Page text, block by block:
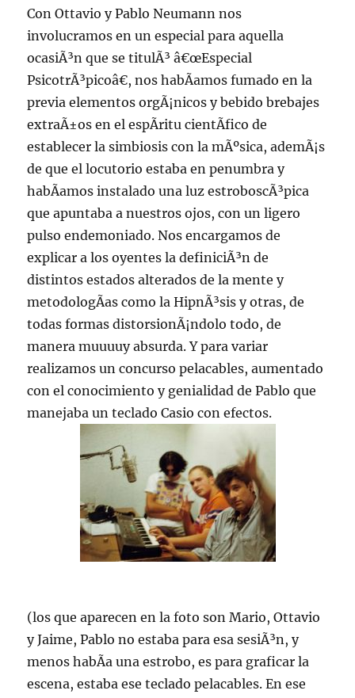
Con Ottavio y Pablo Neumann nos
involucramos en un especial para aquella
ocasiÃ³n que se titulÃ³ â€œEspecial
PsicotrÃ³picoâ€, nos habÃ­amos fumado en la
previa elementos orgÃ¡nicos y bebido brebajes
extraÃ±os en el espÃ­ritu cientÃ­fico de
establecer la simbiosis con la mÃºsica, ademÃ¡s
de que el locutorio estaba en penumbra y
habÃ­amos instalado una luz estroboscÃ³pica
que apuntaba a nuestros ojos, con un ligero
pulso endemoniado. Nos encargamos de
explicar a los oyentes la definiciÃ³n de
distintos estados alterados de la mente y
metodologÃ­as como la HipnÃ³sis y otras, de
todas formas distorsionÃ¡ndolo todo, de
manera muuuuy absurda. Y para variar
realizamos un concurso pelacables, aumentado
con el conocimiento y genialidad de Pablo que
manejaba un teclado Casio con efectos.
(los que aparecen en la foto son Mario, Ottavio
y Jaime, Pablo no estaba para esa sesiÃ³n, y
menos habÃ­a una estrobo, es para graficar la
escena, estaba ese teclado pelacables. En ese